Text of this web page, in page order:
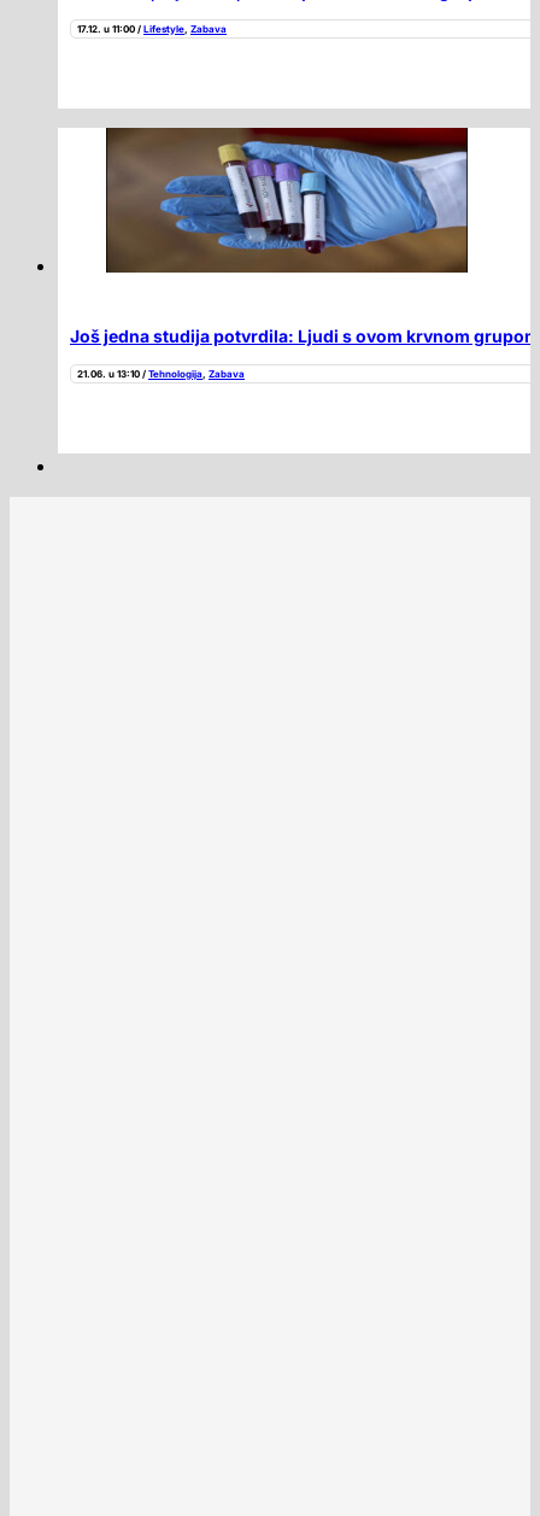
17.12. u 11:00 / Lifestyle, Zabava
Još jedna studija potvrdila: Ljudi s ovom krvnom
21.06. u 13:10 / Tehnologija, Zabava